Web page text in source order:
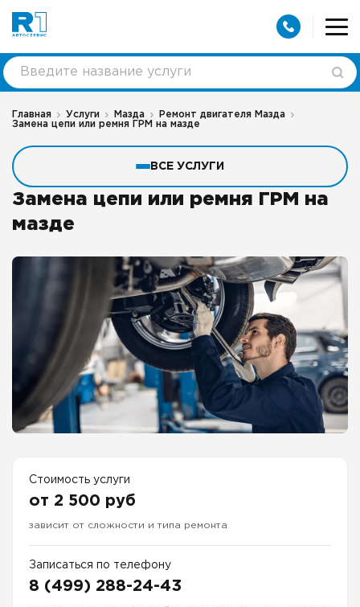
Главная Услуги Мазда
Ремонт двигателя Мазда
Замена цепи или ремня ГРМ на мазде
ВСЕ УСЛУГИ
Замена цепи или ремня ГРМ на
мазде
Стоимость услуги
от 2 500 руб
зависит от сложности и типа ремонта
Записаться по телефону
8 (499) 288-24-43